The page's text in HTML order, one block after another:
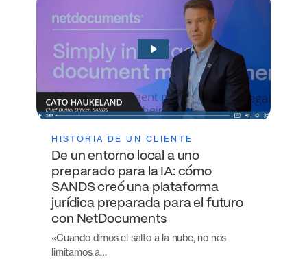
HISTORIA DE UN CLIENTE
De un entorno local a uno
preparado para la IA: cómo
SANDS creó una plataforma
jurídica preparada para el futuro
con NetDocuments
«Cuando dimos el salto a la nube, no nos
limitamos a…